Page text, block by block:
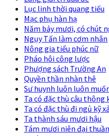
Lục linh thời quang tiếu
Mạc phụ hàn hạ
Năm bảy mươi, có chút
Ngụy Tấn làm cơm nhân
Nông gia tiểu phúc nữ
Pháo hôi công lược
Phượng sách Trường An
Quyền thần nhàn thê
Sư huynh luôn luôn
Ta có đặc thù câu thông
Ta có đặc thù đi ngủ kỹ
Ta thành sáu mươi hậu
Tám mươi niên đại